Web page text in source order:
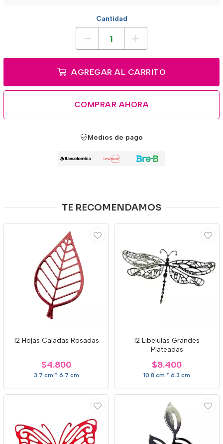
Cantidad
AGREGAR AL CARRITO
COMPRAR AHORA
Medios de pago
TE RECOMENDAMOS
12 Hojas Caladas Rosadas
$4.800
3.7 cm * 6.7 cm
12 Libelulas Grandes
Plateadas
$8.400
10.8 cm * 6.3 cm